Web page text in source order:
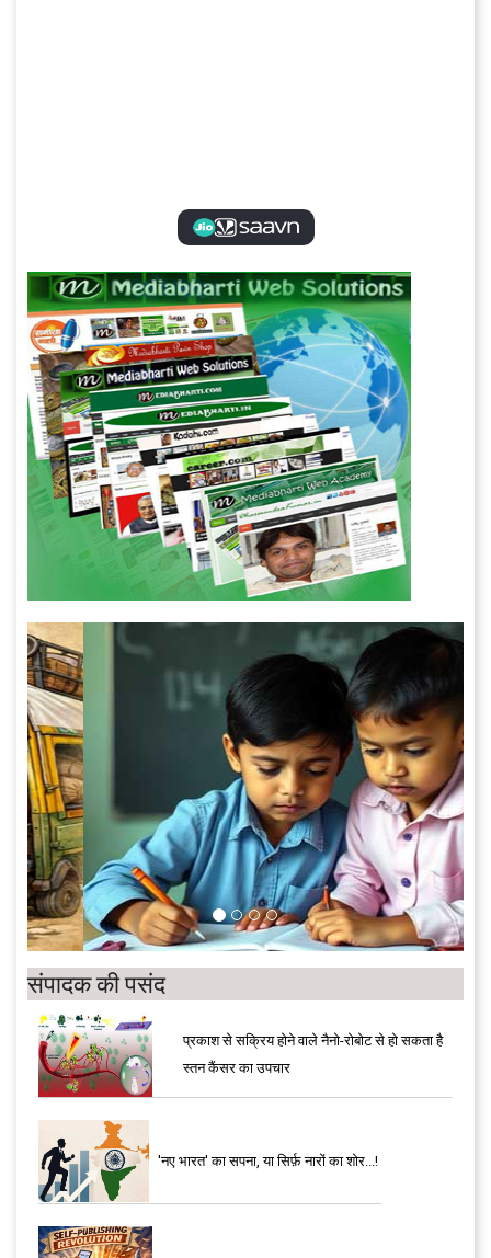
संपादक की पसंद
प्रकाश से सक्रिय होने वाले नैनो-रोबोट से हो सकता है
स्तन कैंसर का उपचार
'नए भारत' का सपना, या सिर्फ़ नारों का शोर...!